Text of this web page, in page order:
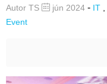
Autor TS jún 2024 - IT
Event